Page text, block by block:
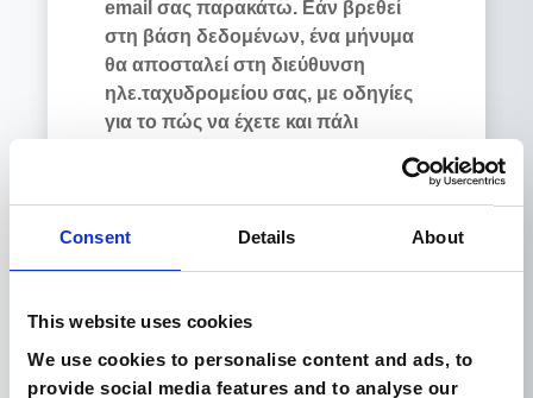
Consent Details About
This website uses cookies
We use cookies to personalise content and ads, to
provide social media features and to analyse our
email σας παρακάτω. Εάν βρεθεί
στη βάση δεδομένων, ένα μήνυμα
θα αποσταλεί στη διεύθυνση
ηλε.ταχυδρομείου σας, με οδηγίες
για το πώς να έχετε και πάλι
Αναζήτηση με βάση
το όνομα χρήστη